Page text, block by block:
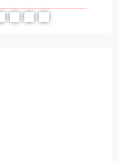
PROPRIETATEA A FOST ÎNCHIRIATĂ